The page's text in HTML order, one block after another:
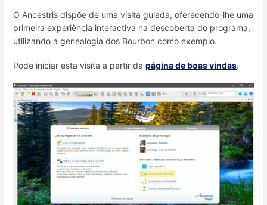
O Ancestris dispõe de uma visita guiada, oferecendo-lhe uma
primeira experiência interactiva na descoberta do programa,
utilizando a genealogia dos Bourbon como exemplo.
Pode iniciar esta visita a partir da página de boas vindas.